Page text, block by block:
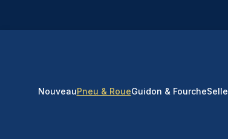
NouveauPneu & RoueGuidon & FourcheSelle